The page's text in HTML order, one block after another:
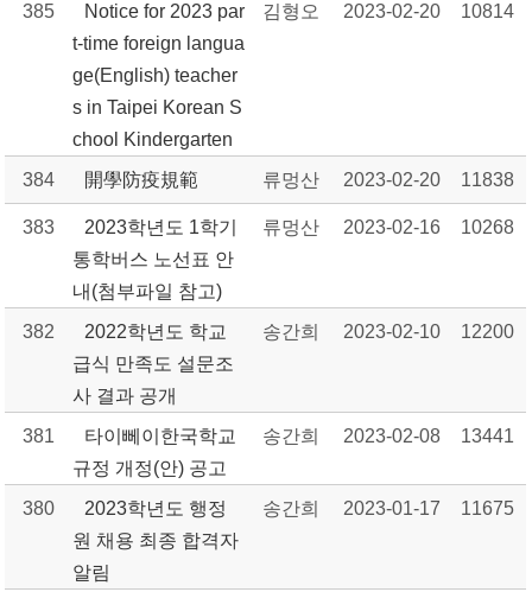
385
Notice for 2023 par
t-time foreign langua
ge(English) teacher
s in Taipei Korean S
chool Kindergarten
김형오 2023-02-20 10814
384 開學防疫規範 류멍산 2023-02-20 11838
383
2023학년도 1학기
통학버스 노선표 안
내(첨부파일 참고)
류멍산 2023-02-16 10268
382
2022학년도 학교
급식 만족도 설문조
사 결과 공개
송간희 2023-02-10 12200
381
타이뻬이한국학교
규정 개정(안) 공고
송간희 2023-02-08 13441
380
2023학년도 행정
원 채용 최종 합격자
알림
송간희 2023-01-17 11675